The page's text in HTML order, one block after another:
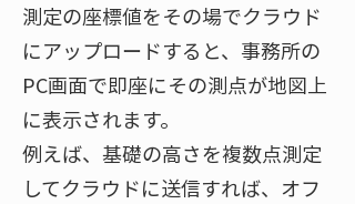
測定の座標値をその場でクラウド
にアップロードすると、事務所の
PC画面で即座にその測点が地図上
に表示されます​。
例えば、基礎の高さを複数点測定
してクラウドに送信すれば、オフ